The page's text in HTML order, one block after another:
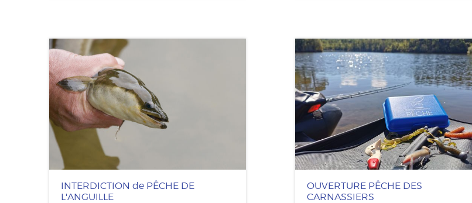
INTERDICTION de PÊCHE DE
L'ANGUILLE
OUVERTURE PÊCHE DES
CARNASSIERS